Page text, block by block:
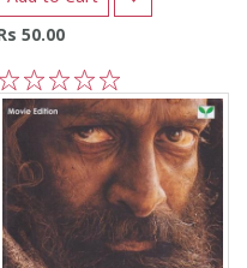
50.00
5
4
3
2
1